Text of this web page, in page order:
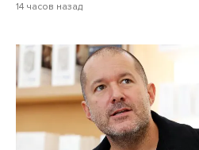
14 часов назад